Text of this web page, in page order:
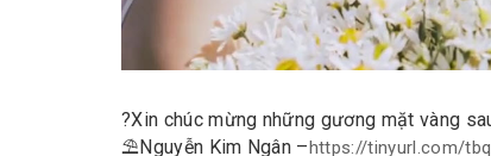
?Xin chúc mừng những gương mặt vàng
⛱Nguyễn Kim Ngân –https://tinyurl.com/